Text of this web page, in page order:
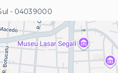
- 04039000